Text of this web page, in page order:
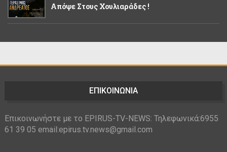
Απόψε Στους Χουλιαράδες !
ΕΠΙΚΟΙΝΩΝΙΑ
Επικοινωνήστε με το EPIRUS-TV-NEWS: Τηλεφωνικά:6955
61 39 05 email:epirus.tv.news@gmail.com